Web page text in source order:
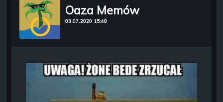
Oaza Memów
03.07.2020 15:48